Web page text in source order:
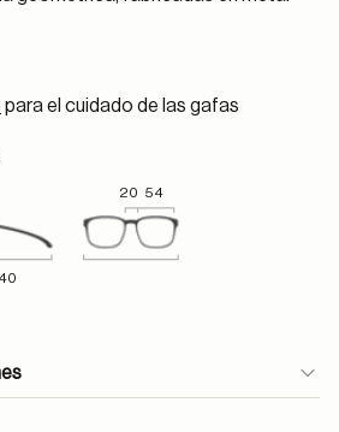
para el cuidado de las gafas
20 54